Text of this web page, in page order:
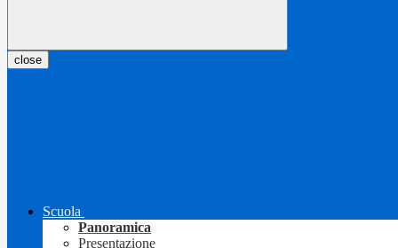
close
Scuola
Panoramica
Presentazione